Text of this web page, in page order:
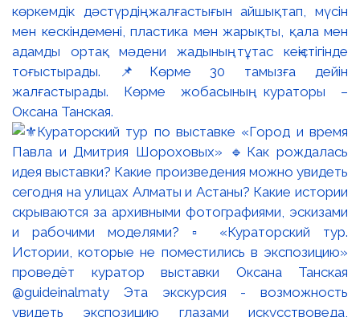
көркемдік дәстүрдің жалғастығын айшықтап, мүсін
мен кескіндемені, пластика мен жарықты, қала мен
адамды ортақ мәдени жадының тұтас кеңістігінде
тоғыстырады. 📌Көрме 30 тамызға дейін
жалғастырады. Көрме жобасының кураторы –
Оксана Танская.